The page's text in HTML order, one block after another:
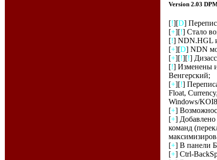
Version 2.03
[!][D]
[+][!] Стало
[!] NDN.HGL
[+][D] NDN
[+][!][!]
[!] Изменены
Венгерский;
[+][!]
Float,
Windows/
[+]
[+] Добавлено
команд
[+] В панели
[+] Ctrl-